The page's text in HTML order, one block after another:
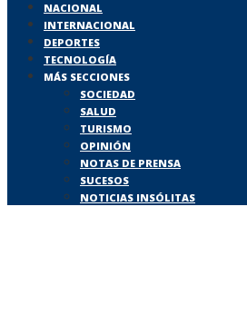
NACIONAL
INTERNACIONAL
DEPORTES
TECNOLOGÍA
MÁS SECCIONES
SOCIEDAD
SALUD
TURISMO
OPINIÓN
NOTAS DE PRENSA
SUCESOS
NOTICIAS INSÓLITAS